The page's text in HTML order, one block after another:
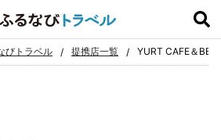
に入り
びトラベル 提携店一覧 YURT CAFE＆BBQ